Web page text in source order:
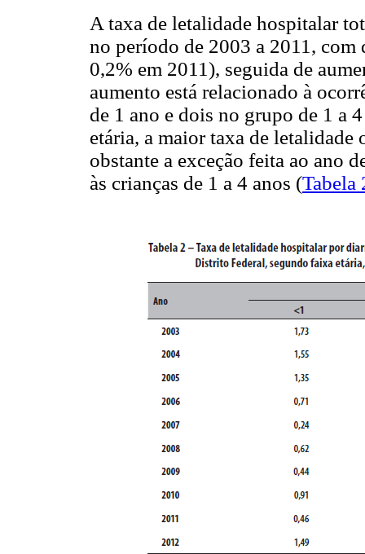
A taxa de letalidade hospitalar
no período de 2003 a 2011, com
0,2% em 2011), seguida de
aumento está relacionado à
de 1 ano e dois no grupo de 1 a
etária, a maior taxa de letalidade
obstante a exceção feita ao ano
às crianças de 1 a 4 anos (Tabela